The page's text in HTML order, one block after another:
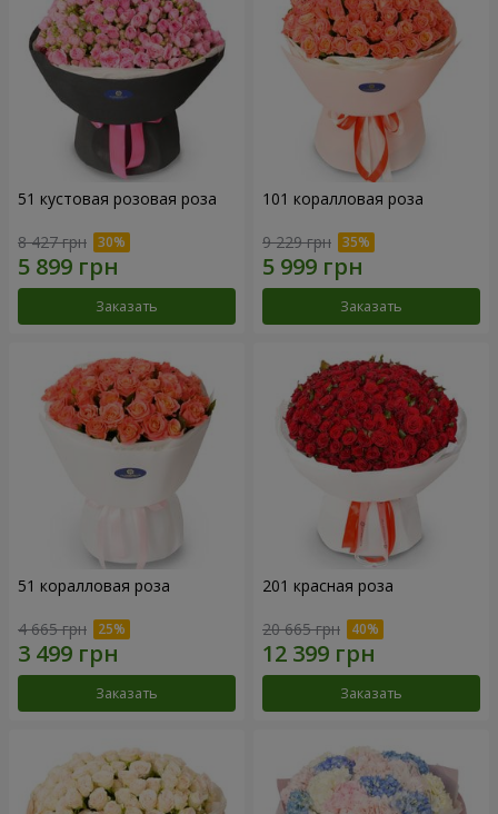
51 кустовая розовая роза
8 427 грн
Заказать
101 коралловая роза
9 229 грн
Заказать
51 коралловая роза
4 665 грн
Заказать
201 красная роза
20 665 грн
Заказать